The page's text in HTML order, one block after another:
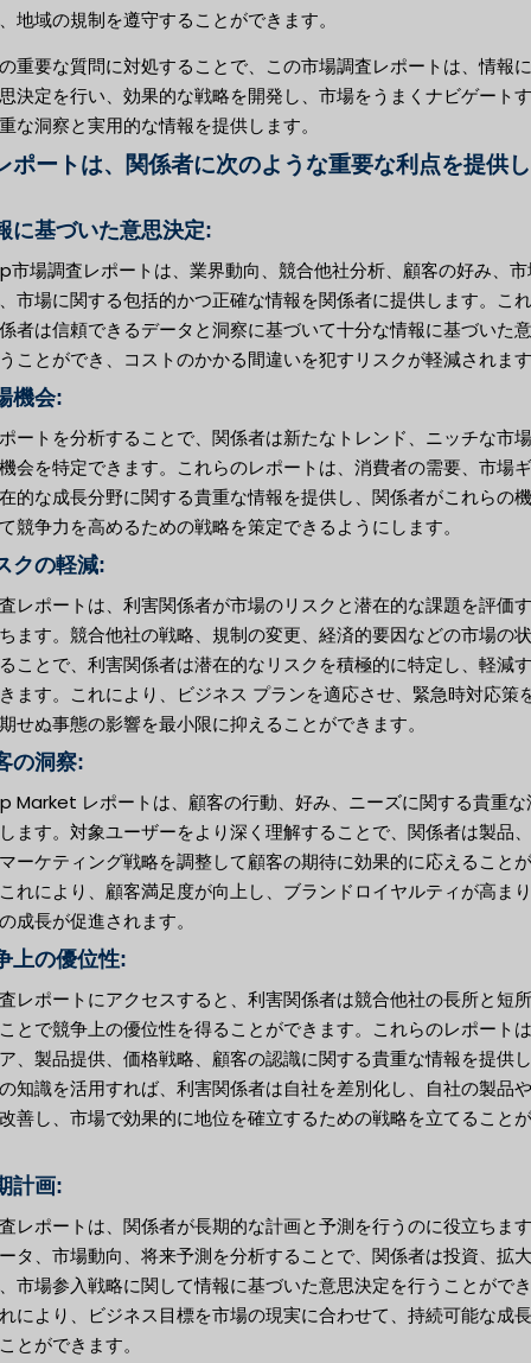
地域の規制を遵守することができます。
重要な質問に対処することで、この市場調査レポートは、情報
決定を行い、効果的な戦略を開発し、市場をうまくナビゲート
な洞察と実用的な情報を提供します。
ポートは、関係者に次のような重要な利点を提供
に基づいた意思決定:
市場調査レポートは、業界動向、競合他社分析、顧客の好み、
市場に関する包括的かつ正確な情報を関係者に提供します。こ
者は信頼できるデータと洞察に基づいて十分な情報に基づいた
ことができ、コストのかかる間違いを犯すリスクが軽減されま
機会:
ートを分析することで、関係者は新たなトレンド、ニッチな市
会を特定できます。これらのレポートは、消費者の需要、市場
的な成長分野に関する貴重な情報を提供し、関係者がこれらの
競争力を高めるための戦略を策定できるようにします。
クの軽減:
レポートは、利害関係者が市場のリスクと潜在的な課題を評価
ます。競合他社の戦略、規制の変更、経済的要因などの市場の
ことで、利害関係者は潜在的なリスクを積極的に特定し、軽減
ます。これにより、ビジネス プランを適応させ、緊急時対応策
せぬ事態の影響を最小限に抑えることができます。
の洞察:
Market レポートは、顧客の行動、好み、ニーズに関する貴重な
ます。対象ユーザーをより深く理解することで、関係者は製品
ーケティング戦略を調整して顧客の期待に効果的に応えること
れにより、顧客満足度が向上し、ブランドロイヤルティが高ま
成長が促進されます。
上の優位性:
レポートにアクセスすると、利害関係者は競合他社の長所と短
とで競争上の優位性を得ることができます。これらのレポート
、製品提供、価格戦略、顧客の認識に関する貴重な情報を提供
知識を活用すれば、利害関係者は自社を差別化し、自社の製品
善し、市場で効果的に地位を確立するための戦略を立てること
計画:
レポートは、関係者が長期的な計画と予測を行うのに役立ちま
タ、市場動向、将来予測を分析することで、関係者は投資、拡
市場参入戦略に関して情報に基づいた意思決定を行うことがで
により、ビジネス目標を市場の現実に合わせて、持続可能な成
とができます。